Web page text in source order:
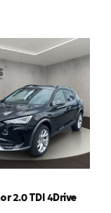
2.0 TDI 4Drive